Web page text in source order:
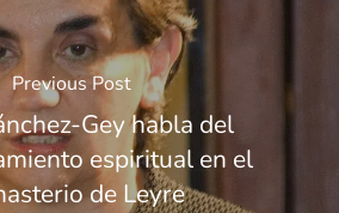
Previous Post
Gey habla del
espiritual en el
de Leyre